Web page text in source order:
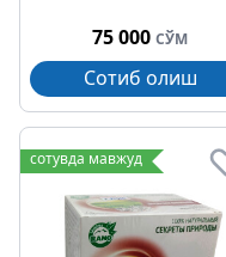
75 000 СЎМ
Сотиб олиш
сотувда мавжуд